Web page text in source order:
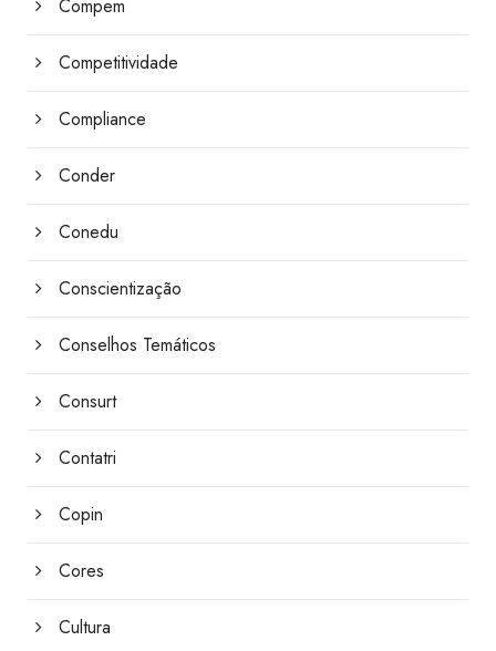
Compem
Competitividade
Compliance
Conder
Conedu
Conscientização
Conselhos Temáticos
Consurt
Contatri
Copin
Cores
Cultura